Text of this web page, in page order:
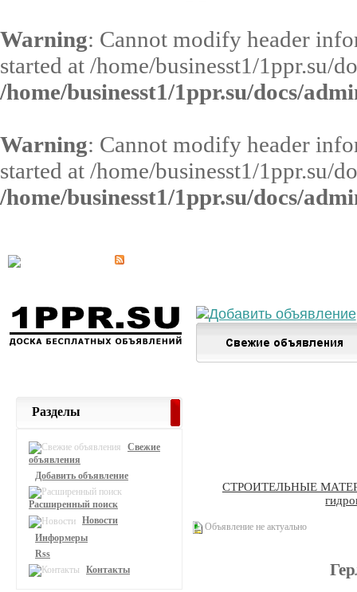
Warning: Cannot modify header
started at /home/businesst1/1ppr.su/
/home/businesst1/1ppr.su/docs/
Warning: Cannot modify header
started at /home/businesst1/1ppr.su/
/home/businesst1/1ppr.su/docs/
СТРОИТЕЛЬНЫЕ
Объявление не актуально
Разделы
Свежие
объявления
Добавить объявление
Расширенный поиск
Новости
Информеры
Rss
Контакты